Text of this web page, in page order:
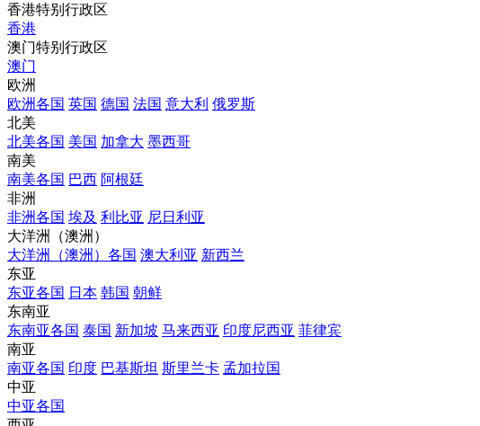
香港特别行政区
香港
澳门特别行政区
澳门
欧洲
欧洲各国 英国 德国 法国 意大利 俄罗斯
北美
北美各国 美国 加拿大 墨西哥
南美
南美各国 巴西 阿根廷
非洲
非洲各国 埃及 利比亚 尼日利亚
大洋洲（澳洲）
大洋洲（澳洲）各国 澳大利亚 新西兰
东亚
东亚各国 日本 韩国 朝鲜
东南亚
东南亚各国 泰国 新加坡 马来西亚 印度尼西亚 菲律宾
南亚
南亚各国 印度 巴基斯坦 斯里兰卡 孟加拉国
中亚
中亚各国